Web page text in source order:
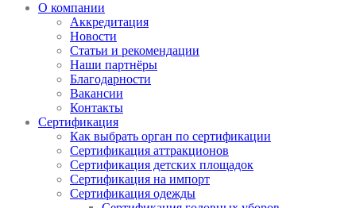
О компании
Аккредитация
Новости
Статьи и рекомендации
Наши партнёры
Благодарности
Вакансии
Контакты
Сертификация
Как выбрать орган по сертификации
Сертификация аттракционов
Сертификация детских площадок
Сертификация на импорт
Сертификация одежды